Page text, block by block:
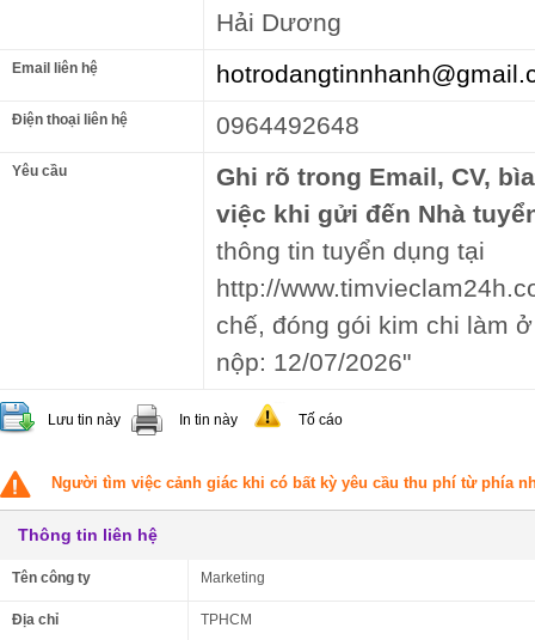
Hải Dương
Email liên hệ
Điện thoại liên hệ 0964492648
Yêu cầu
Ghi rõ trong Email, CV,
việc khi gửi đến Nhà
thông tin tuyển dụng tại
http://
chế, đóng gói kim chi làm
nộp: 12/07/2026"
Lưu tin này In tin này Tố cáo
Người tìm việc cảnh giác khi có bất kỳ yêu cầu thu phí từ phía
Thông tin liên hệ
Tên công ty Marketing
Địa chỉ TPHCM